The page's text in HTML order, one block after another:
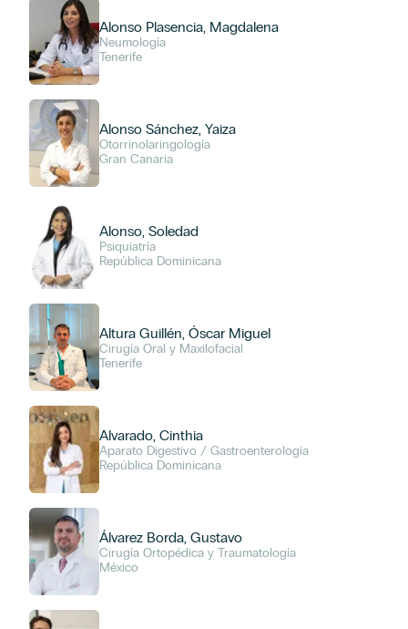
Alonso Plasencia, Magdalena
Neumología
Tenerife
Alonso Sánchez, Yaiza
Otorrinolaringología
Gran Canaria
Alonso, Soledad
Psiquiatría
República Dominicana
Altura Guillén, Óscar Miguel
Cirugía Oral y Maxilofacial
Tenerife
Alvarado, Cinthia
Aparato Digestivo / Gastroenterología
República Dominicana
Álvarez Borda, Gustavo
Cirugía Ortopédica y Traumatología
México